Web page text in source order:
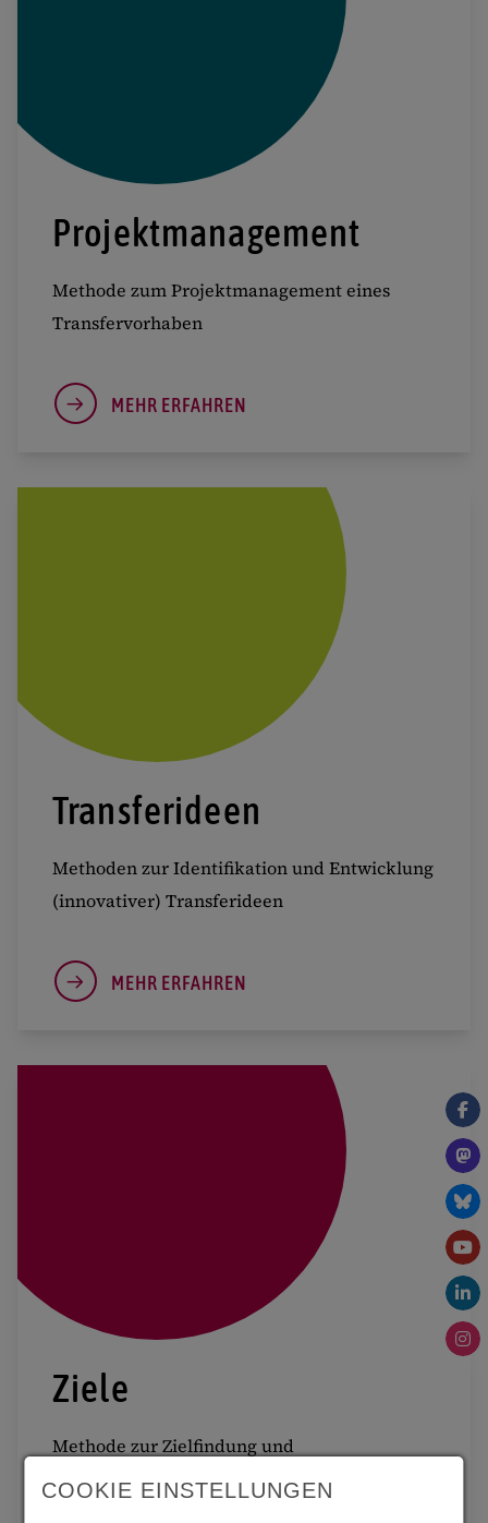
Projektmanagement
Methode zum Projektmanagement eines
Transfervorhaben
MEHR ERFAHREN
Transferideen
Methoden zur Identifikation und Entwicklung
(innovativer) Transferideen
MEHR ERFAHREN
Ziele
Methode zur Zielfindung und
Zielformulierung für Transferprojekte
COOKIE EINSTELLUNGEN